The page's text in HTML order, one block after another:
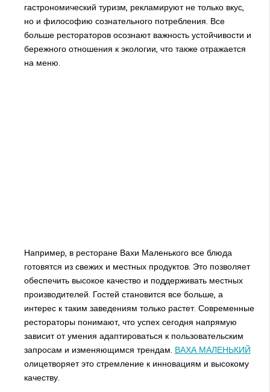
гастрономический туризм, рекламируют не только вкус,
но и философию сознательного потребления. Все
больше рестораторов осознают важность устойчивости и
бережного отношения к экологии, что также отражается
на меню.
Например, в ресторане Вахи Маленького все блюда
готовятся из свежих и местных продуктов. Это позволяет
обеспечить высокое качество и поддерживать местных
производителей. Гостей становится все больше, а
интерес к таким заведениям только растет. Современные
рестораторы понимают, что успех сегодня напрямую
зависит от умения адаптироваться к пользовательским
запросам и изменяющимся трендам. ВАХА МАЛЕНЬКИЙ
олицетворяет это стремление к инновациям и высокому
качеству.